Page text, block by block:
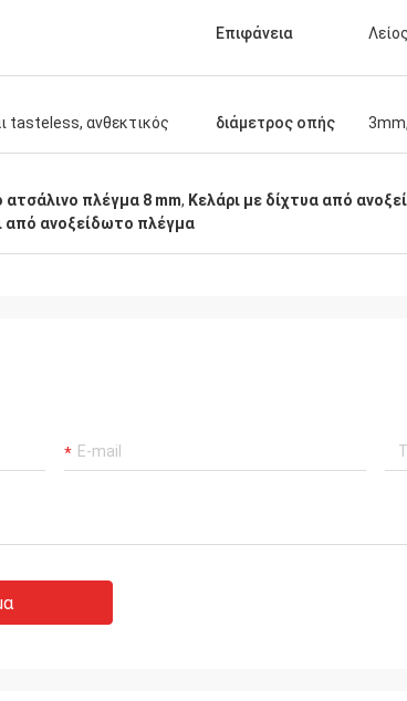
Επιφάνεια Λείος
tasteless, ανθεκτικός διάμετρος οπής
ατσάλινο πλέγμα 8 mm, Κελάρι με δίχτυα από
από ανοξείδωτο πλέγμα